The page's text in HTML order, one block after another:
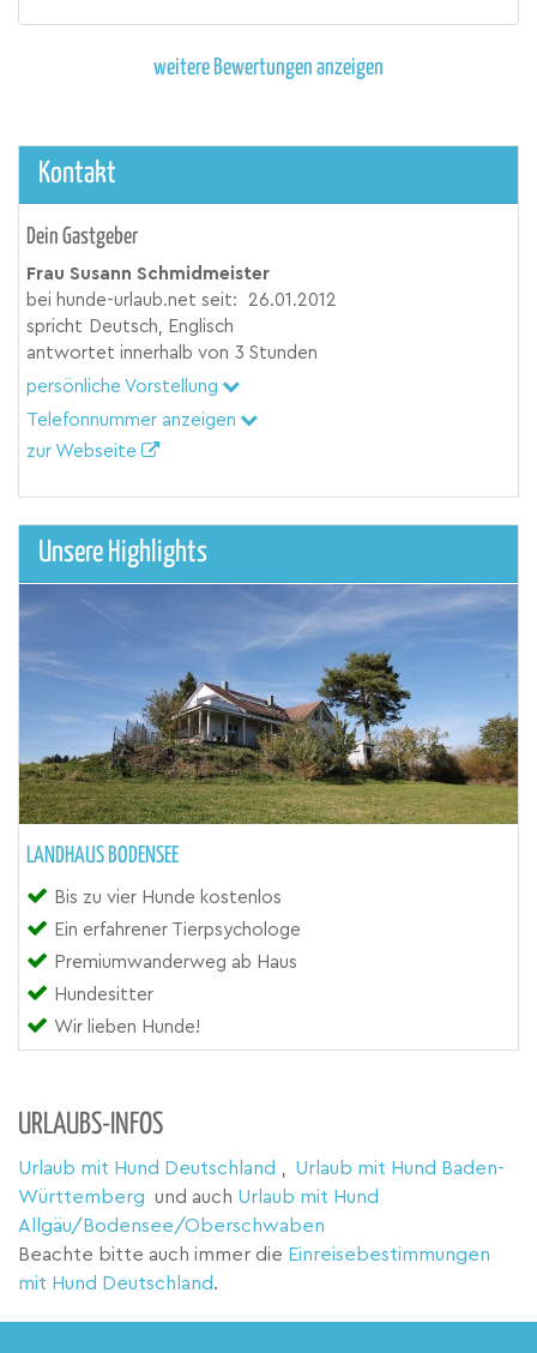
weitere Bewertungen anzeigen
Kontakt
Dein Gastgeber
Frau Susann Schmidmeister
bei hunde-urlaub.net seit:
26.01.2012
spricht
Deutsch, Englisch
antwortet innerhalb von 3 Stunden
persönliche Vorstellung
Telefonnummer anzeigen
zur Webseite
Unsere Highlights
LANDHAUS BODENSEE
Bis zu vier Hunde kostenlos
Ein erfahrener Tierpsychologe
Premiumwanderweg ab Haus
Hundesitter
Wir lieben Hunde!
URLAUBS-INFOS
Urlaub mit Hund Deutschland
Urlaub mit Hund Baden-
Württemberg und auch Urlaub mit Hund
Allgäu/Bodensee/Oberschwaben
Beachte bitte auch immer die Einreisebestimmungen
mit Hund Deutschland.